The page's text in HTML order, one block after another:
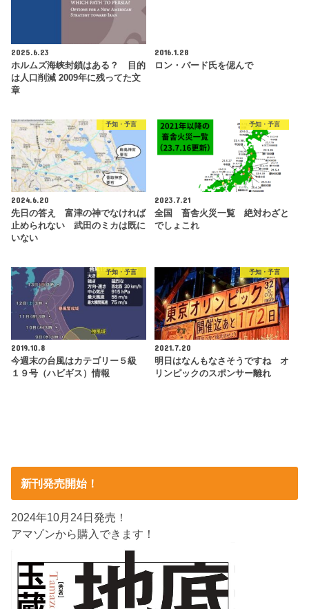
2025.6.23
ホルムズ海峡封鎖はある？ 目的
は人口削減 2009年に残ってた文
章
2016.1.28
ロン・バード氏を偲んで
予知・予言
2024.6.20
先日の答え 富津の神でなければ
止められない 武田のミカは既に
いない
予知・予言
2023.7.21
全国 畜舎火災一覧 絶対わざと
でしょこれ
予知・予言
2019.10.8
今週末の台風はカテゴリー５級
１９号（ハビギス）情報
予知・予言
2021.7.20
明日はなんもなさそうですね オ
リンピックのスポンサー離れ
新刊発売開始！
2024年10月24日発売！
アマゾンから購入できます！